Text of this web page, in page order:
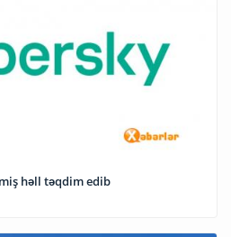
həll təqdim edib